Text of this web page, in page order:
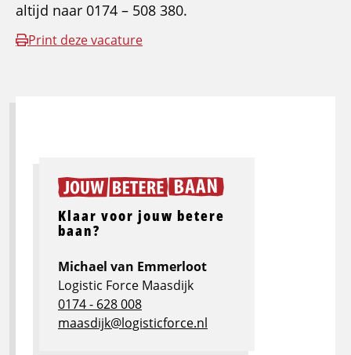
altijd naar 0174 – 508 380.
Print deze vacature
Klaar voor jouw betere
baan?
Michael van Emmerloot
Logistic Force Maasdijk
0174 - 628 008
maasdijk@logisticforce.nl